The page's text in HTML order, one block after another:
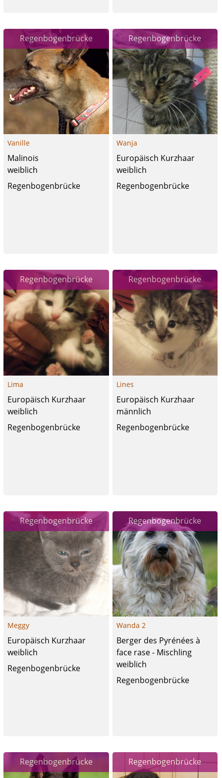
Regenbogenbrücke
Vanille
Malinois
weiblich
Regenbogenbrücke
Regenbogenbrücke
Wanja
Europäisch Kurzhaar
weiblich
Regenbogenbrücke
Regenbogenbrücke
Lima
Europäisch Kurzhaar
weiblich
Regenbogenbrücke
Regenbogenbrücke
Lines
Europäisch Kurzhaar
männlich
Regenbogenbrücke
Regenbogenbrücke
Meggy
Europäisch Kurzhaar
weiblich
Regenbogenbrücke
Regenbogenbrücke
Wanda 2
Berger des Pyrénées à
face rase - Mischling
weiblich
Regenbogenbrücke
Regenbogenbrücke Regenbogenbrücke